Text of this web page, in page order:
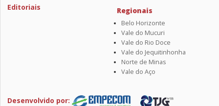
Editoriais
Regionais
Belo Horizonte
Vale do Mucuri
Vale do Rio Doce
Vale do Jequitinhonha
Norte de Minas
Vale do Aço
Desenvolvido por: